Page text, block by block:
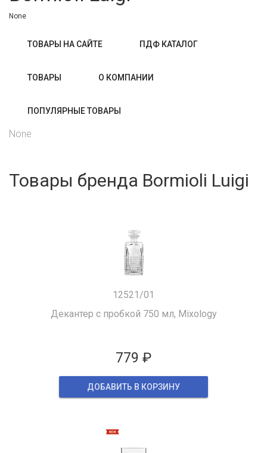
None
ТОВАРЫ НА САЙТЕ ПДФ КАТАЛОГ
ТОВАРЫ О КОМПАНИИ
ПОПУЛЯРНЫЕ ТОВАРЫ
None
Товары бренда Bormioli Luigi
12521/01
Декантер с пробкой 750 мл, Mixology
779 ₽
ДОБАВИТЬ В КОРЗИНУ